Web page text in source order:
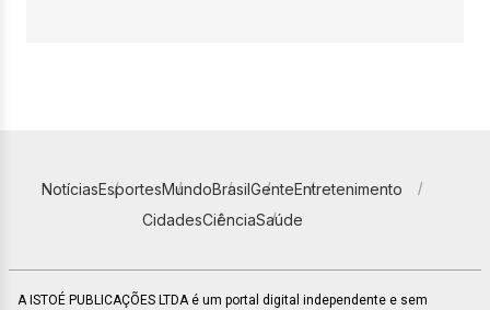
NotíciasEsportesMundoBrasilGenteEntretenimento
CidadesCiênciaSaúde
A ISTOÉ PUBLICAÇÕES LTDA é um portal digital independente e sem